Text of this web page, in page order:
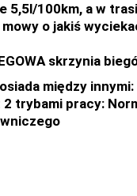
5,5l/100km, a w
o jakiś
skrzynia
między innymi:
trybami pracy: